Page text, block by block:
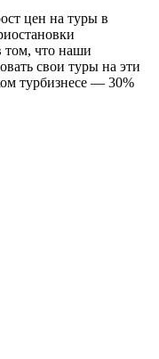
цен на туры в
том, что наши
свои туры на эти
турбизнесе — 30%